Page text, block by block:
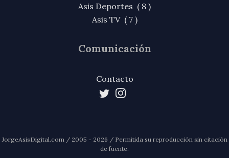
Asis Deportes ( 8 )
Asis TV ( 7 )
Comunicación
Contacto
JorgeAsisDigital.com / 2005 - 2026 / Permitida su reproducción sin citación
de fuente.